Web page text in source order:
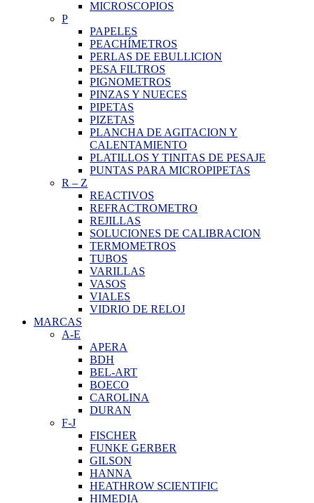
MICROSCOPIOS
P
PAPELES
PEACHÍMETROS
PERLAS DE EBULLICION
PESA FILTROS
PIGNOMETROS
PINZAS Y NUECES
PIPETAS
PIZETAS
PLANCHA DE AGITACION Y
CALENTAMIENTO
PLATILLOS Y TINITAS DE PESAJE
PUNTAS PARA MICROPIPETAS
R – Z
REACTIVOS
REFRACTROMETRO
REJILLAS
SOLUCIONES DE CALIBRACION
TERMOMETROS
TUBOS
VARILLAS
VASOS
VIALES
VIDRIO DE RELOJ
MARCAS
A-E
APERA
BDH
BEL-ART
BOECO
CAROLINA
DURAN
F-J
FISCHER
FUNKE GERBER
GILSON
HANNA
HEATHROW SCIENTIFIC
HIMEDIA